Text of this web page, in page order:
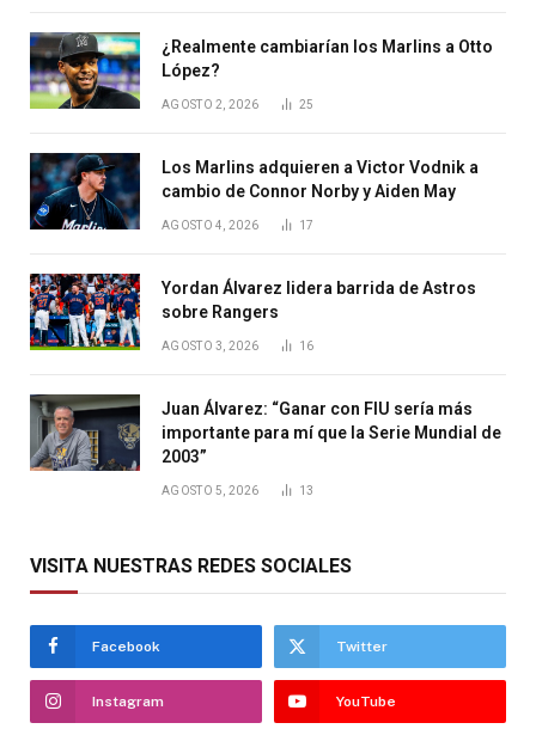
¿Realmente cambiarían los Marlins a Otto
López?
AGOSTO 2, 2026 25
Los Marlins adquieren a Victor Vodnik a
cambio de Connor Norby y Aiden May
AGOSTO 4, 2026 17
Yordan Álvarez lidera barrida de Astros
sobre Rangers
AGOSTO 3, 2026 16
Juan Álvarez: “Ganar con FIU sería más
importante para mí que la Serie Mundial de
2003”
AGOSTO 5, 2026 13
VISITA NUESTRAS REDES SOCIALES
Facebook Twitter
Instagram YouTube